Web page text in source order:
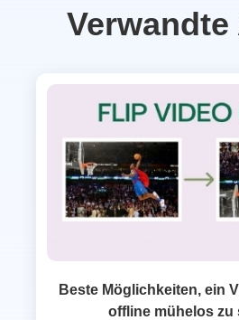
Beste Möglichkeiten, ein
offline mühelos zu